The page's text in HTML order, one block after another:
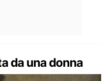
da una donna